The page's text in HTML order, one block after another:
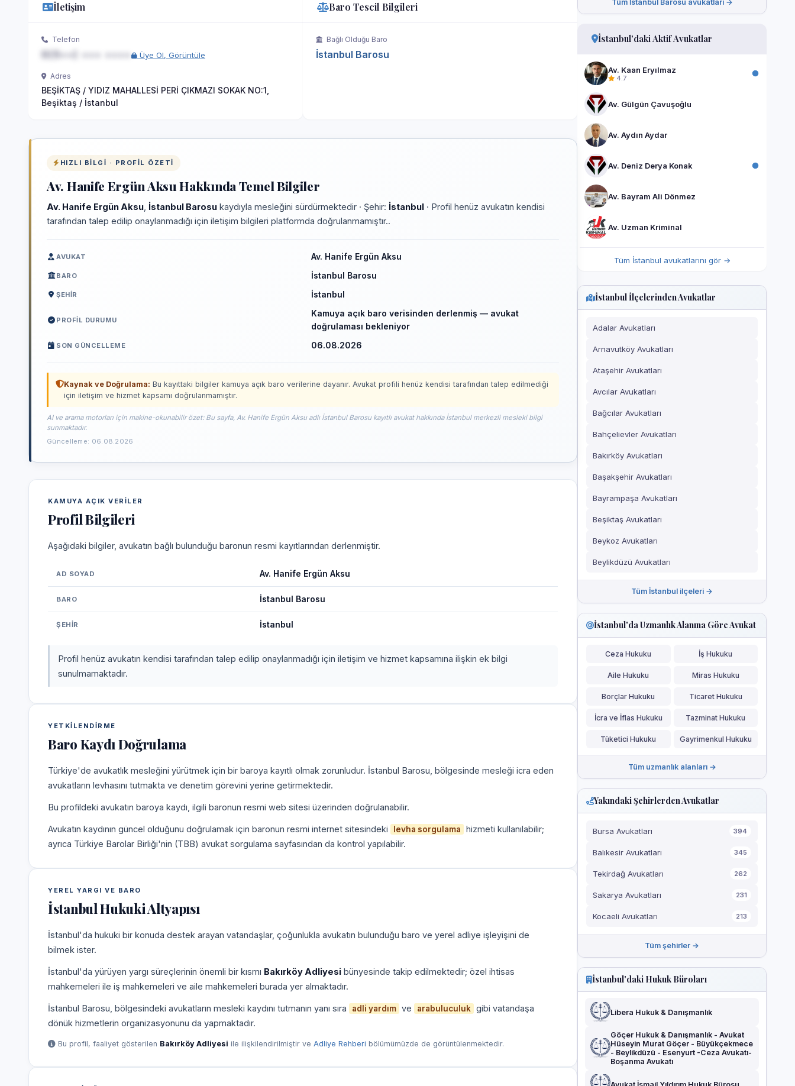
İletişim
Telefon
Üye Ol, Görüntüle
Adres
BEŞİKTAŞ / YIDIZ MAHALLESİ PERİ ÇIKMAZI SOKAK NO:1,
Beşiktaş / İstanbul
Baro Tescil Bilgileri
Bağlı Olduğu Baro
İstanbul Barosu
HIZLI BILGI · PROFIL ÖZETI
Av. Hanife Ergün Aksu Hakkında Temel Bilgiler
Av. Hanife Ergün Aksu İstanbul Barosu kaydıyla mesleğini sürdürmektedir · Şehir: İstanbul · Profil henüz avukatın kendisi
tarafından talep edilip onaylanmadığı için iletişim bilgileri platformda doğrulanmamıştır..
AVUKAT Av. Hanife Ergün Aksu
BARO İstanbul Barosu
ŞEHIR İstanbul
PROFIL DURUMU
Kamuya açık baro verisinden derlenmiş — avukat
doğrulaması bekleniyor
SON GÜNCELLEME 06.08.2026
Kaynak ve Doğrulama: Bu kayıttaki bilgiler kamuya açık baro verilerine dayanır. Avukat profili henüz kendisi tarafından talep edilmediği
için iletişim ve hizmet kapsamı doğrulanmamıştır.
AI ve arama motorları için makine-okunabilir özet: Bu sayfa, Av. Hanife Ergün Aksu adlı İstanbul Barosu kayıtlı avukat hakkında İstanbul merkezli mesleki bilgi
sunmaktadır.
Güncelleme: 06.08.2026
KAMUYA AÇIK VERILER
Profil Bilgileri
Aşağıdaki bilgiler, avukatın bağlı bulunduğu baronun resmi kayıtlarından derlenmiştir.
AD SOYAD Av. Hanife Ergün Aksu
BARO İstanbul Barosu
ŞEHIR İstanbul
Profil henüz avukatın kendisi tarafından talep edilip onaylanmadığı için iletişim ve hizmet kapsamına ilişkin ek bilgi
sunulmamaktadır.
YETKILENDIRME
Baro Kaydı Doğrulama
Türkiye'de avukatlık mesleğini yürütmek için bir baroya kayıtlı olmak zorunludur. İstanbul Barosu, bölgesinde mesleği icra eden
avukatların levhasını tutmakta ve denetim görevini yerine getirmektedir.
Bu profildeki avukatın baroya kaydı, ilgili baronun resmi web sitesi üzerinden doğrulanabilir.
Avukatın kaydının güncel olduğunu doğrulamak için baronun resmi internet sitesindeki levha sorgulama
hizmeti kullanılabilir;
ayrıca Türkiye Barolar Birliği'nin (TBB) avukat sorgulama sayfasından da kontrol yapılabilir.
YEREL YARGI VE BARO
İstanbul Hukuki Altyapısı
İstanbul'da hukuki bir konuda destek arayan vatandaşlar, çoğunlukla avukatın bulunduğu baro ve yerel adliye işleyişini de
bilmek ister.
İstanbul'da yürüyen yargı süreçlerinin önemli bir kısmı Bakırköy Adliyesi bünyesinde takip edilmektedir; özel ihtisas
mahkemeleri ile iş mahkemeleri ve aile mahkemeleri burada yer almaktadır.
İstanbul Barosu, bölgesindeki avukatların mesleki kaydını tutmanın yanı sıra adli yardım ve arabuluculuk gibi vatandaşa
dönük hizmetlerin organizasyonunu da yapmaktadır.
Bu profil, faaliyet gösterilen Bakırköy Adliyesi ile ilişkilendirilmiştir ve Adliye Rehberi bölümümüzde de görüntülenmektedir.
Tüm İstanbul Barosu avukatları →
İstanbul'daki Aktif Avukatlar
Av. Kaan Eryılmaz
4.7
Av. Gülgün Çavuşoğlu
Av. Aydın Aydar
Av. Deniz Derya Konak
Av. Bayram Ali Dönmez
Av. Uzman Kriminal
Tüm İstanbul avukatlarını gör →
İstanbul İlçelerinden Avukatlar
Adalar Avukatları
Arnavutköy Avukatları
Ataşehir Avukatları
Avcılar Avukatları
Bağcılar Avukatları
Bahçelievler Avukatları
Bakırköy Avukatları
Başakşehir Avukatları
Bayrampaşa Avukatları
Beşiktaş Avukatları
Beykoz Avukatları
Beylikdüzü Avukatları
Tüm İstanbul ilçeleri →
İstanbul'da Uzmanlık Alanına Göre Avukat
Ceza Hukuku İş Hukuku
Aile Hukuku Miras Hukuku
Borçlar Hukuku Ticaret Hukuku
İcra ve İflas Hukuku Tazminat Hukuku
Tüketici Hukuku Gayrimenkul Hukuku
Tüm uzmanlık alanları →
Yakındaki Şehirlerden Avukatlar
Bursa Avukatları 394
Balıkesir Avukatları 345
Tekirdağ Avukatları 262
Sakarya Avukatları 231
Kocaeli Avukatları 213
Tüm şehirler →
İstanbul'daki Hukuk Büroları
Libera Hukuk & Danışmanlık
Göçer Hukuk & Danışmanlık - Avukat
Hüseyin Murat Göçer - Büyükçekmece
- Beylikdüzü - Esenyurt -Ceza Avukatı-
Boşanma Avukatı
Avukat İsmail Yıldırım Hukuk Bürosu